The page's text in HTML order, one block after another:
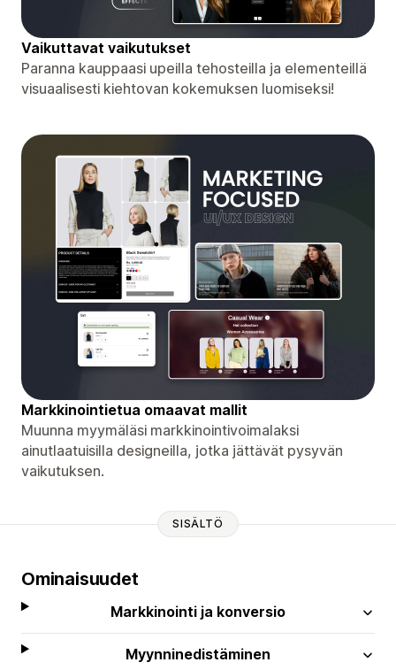
Vaikuttavat vaikutukset
Paranna kauppaasi upeilla tehosteilla ja elementeillä
visuaalisesti kiehtovan kokemuksen luomiseksi!
Markkinointietua omaavat mallit
Muunna myymäläsi markkinointivoimalaksi
ainutlaatuisilla designeilla, jotka jättävät pysyvän
vaikutuksen.
SISÄLTÖ
Ominaisuudet
Markkinointi ja konversio
Myynninedistäminen